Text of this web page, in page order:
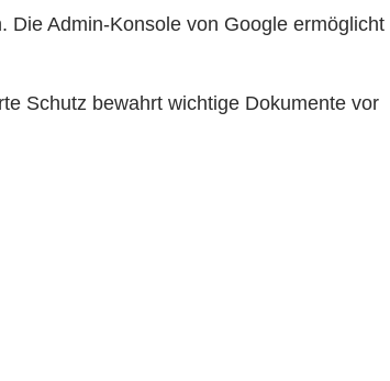
Die Admin-Konsole von Google ermöglicht
Schutz bewahrt wichtige Dokumente vor